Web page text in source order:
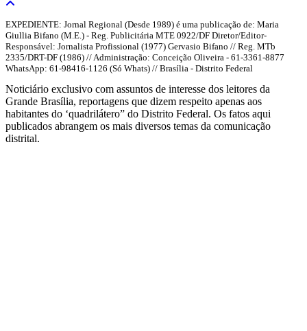
EXPEDIENTE: Jornal Regional (Desde 1989) é uma publicação de: Maria
Giullia Bifano (M.E.) - Reg. Publicitária MTE 0922/DF Diretor/Editor-
Responsável: Jornalista Profissional (1977) Gervasio Bifano // Reg. MTb
2335/DRT-DF (1986) // Administração: Conceição Oliveira - 61-3361-8877
WhatsApp: 61-98416-1126 (Só Whats) // Brasília - Distrito Federal
Noticiário exclusivo com assuntos de interesse dos leitores da
Grande Brasília, reportagens que dizem respeito apenas aos
habitantes do ‘quadrilátero” do Distrito Federal. Os fatos aqui
publicados abrangem os mais diversos temas da comunicação
distrital.